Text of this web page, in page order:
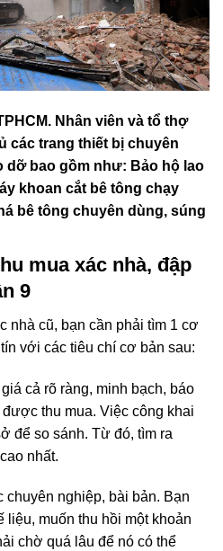
Nhân viên và tổ thợ
các trang thiết bị chuyên
bao gồm như: Bảo hộ lao
khoan cắt bê tông chạy
bê tông chuyên dùng, súng
mua xác nhà, đập
9
nhà cũ, bạn cần phải tìm 1 cơ
với các tiêu chí cơ bản sau:
cả rõ ràng, minh bạch, báo
thu mua. Việc công khai
để so sánh. Từ đó, tìm ra
nhất.
chuyên nghiệp, bài bản. Bạn
liệu, muốn thu hồi một khoản
chờ quá lâu để nó có thể